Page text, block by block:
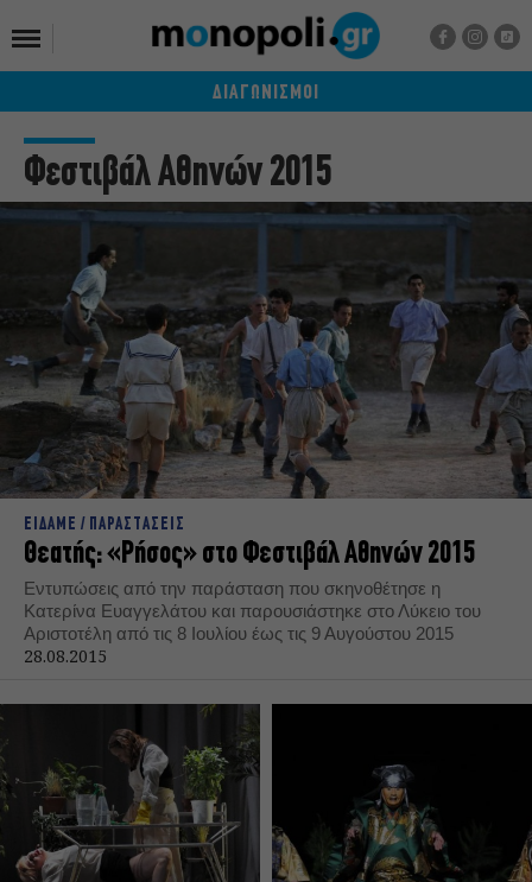
ΔΙΑΓΩΝΙΣΜΟΙ
Φεστιβάλ Αθηνών 2015
ΕΙΔΑΜΕ / ΠΑΡΑΣΤΑΣΕΙΣ
Θεατής: «Ρήσος» στο Φεστιβάλ Αθηνών 2015
Εντυπώσεις από την παράσταση που σκηνοθέτησε η
Κατερίνα Ευαγγελάτου και παρουσιάστηκε στο Λύκειο του
Αριστοτέλη από τις 8 Ιουλίου έως τις 9 Αυγούστου 2015
28.08.2015